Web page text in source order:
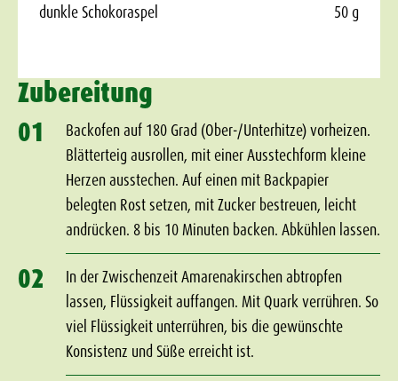
dunkle Schokoraspel 50 g
Zubereitung
01
Backofen auf 180 Grad (Ober-/Unterhitze) vorheizen.
Blätterteig ausrollen, mit einer Ausstechform kleine
Herzen ausstechen. Auf einen mit Backpapier
belegten Rost setzen, mit Zucker bestreuen, leicht
andrücken. 8 bis 10 Minuten backen. Abkühlen lassen.
02
In der Zwischenzeit Amarenakirschen abtropfen
lassen, Flüssigkeit auffangen. Mit Quark verrühren. So
viel Flüssigkeit unterrühren, bis die gewünschte
Konsistenz und Süße erreicht ist.